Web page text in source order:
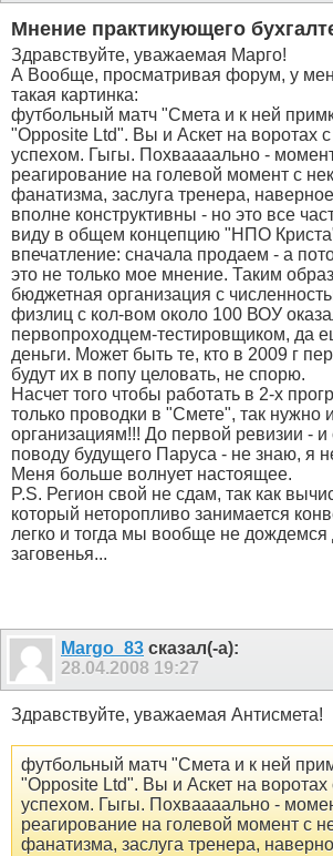
Мнение практикующего
Здравствуйте, уважаемая Марго!
А Вообще, просматривая форум, у
такая картинка:
футбольный матч "Смета и к ней
"Opposite Ltd". Вы и Аскет на воротах
успехом. Гыгы. Похваааально -
реагирование на голевой момент с
фанатизма, заслуга тренера,
вполне конструктивны - но это все
виду в общем концепцию "НПО
впечатление: сначала продаем - а
это не только мое мнение. Таким
бюджетная организация с
физлиц с кол-вом около 100 ВОУ
первопроходцем-тестировщиком, да
деньги. Может быть те, кто в 2009 г
будут их в попу целовать, не спорю.
Насчет того чтобы работать в 2-х
только проводки в "Смете", так нужно
организациям!!! До первой ревизии -
поводу будущего Паруса - не знаю, я
Меня больше волнует настоящее.
P.S. Регион свой не сдам, так как
который неторопливо занимается
легко и тогда мы вообще не дождемся
заговенья...
Margo_83 сказал(-а):
28.04.2008 19:27
Здравствуйте, уважаемая Антисмета!
футбольный матч "Смета и к ней
"Opposite Ltd". Вы и Аскет на
успехом. Гыгы. Похваааально -
реагирование на голевой момент с
фанатизма, заслуга тренера,